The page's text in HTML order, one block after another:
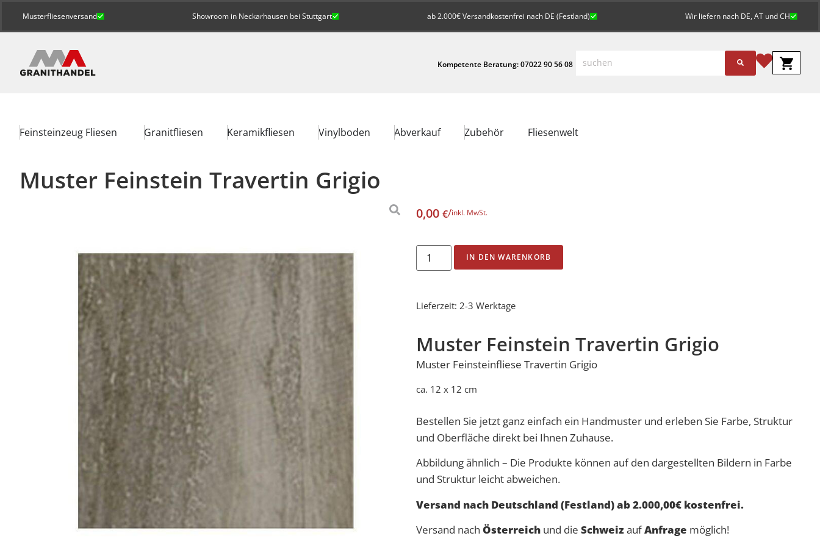
Musterfliesenversand Showroom in Neckarhausen bei Stuttgart ab 2.000€ Versandkostenfrei nach DE (Festland) Wir liefern nach DE, AT und CH
Kompetente Beratung: 07022 90 56 08
Feinsteinzeug Fliesen Granitfliesen Keramikfliesen Vinylboden Abverkauf Zubehör Fliesenwelt
Muster Feinstein Travertin Grigio
0,00 €/inkl. MwSt.
IN DEN WARENKORB
Lieferzeit: 2-3 Werktage
Muster Feinstein Travertin Grigio
Muster Feinsteinfliese Travertin Grigio
ca. 12 x 12 cm
Bestellen Sie jetzt ganz einfach ein Handmuster und erleben Sie Farbe, Struktur
und Oberfläche direkt bei Ihnen Zuhause.
Abbildung ähnlich – Die Produkte können auf den dargestellten Bildern in Farbe
und Struktur leicht abweichen.
Versand nach Deutschland (Festland) ab 2.000,00€ kostenfrei.
Versand nach Österreich und die SchweizaufAnfrage möglich!